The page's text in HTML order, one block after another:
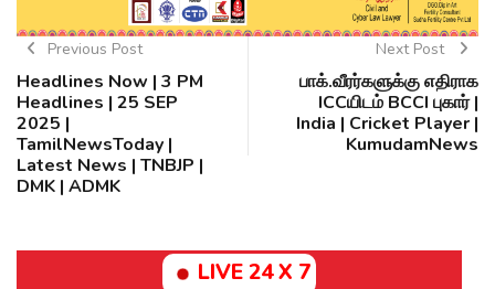
Previous Post
Headlines Now | 3 PM
Headlines | 25 SEP
2025 |
TamilNewsToday |
Latest News | TNBJP |
DMK | ADMK
Next Post
பாக்.வீரர்களுக்கு எதிராக
ICCயிடம் BCCI புகார் |
India | Cricket Player |
KumudamNews
LIVE 24 X 7